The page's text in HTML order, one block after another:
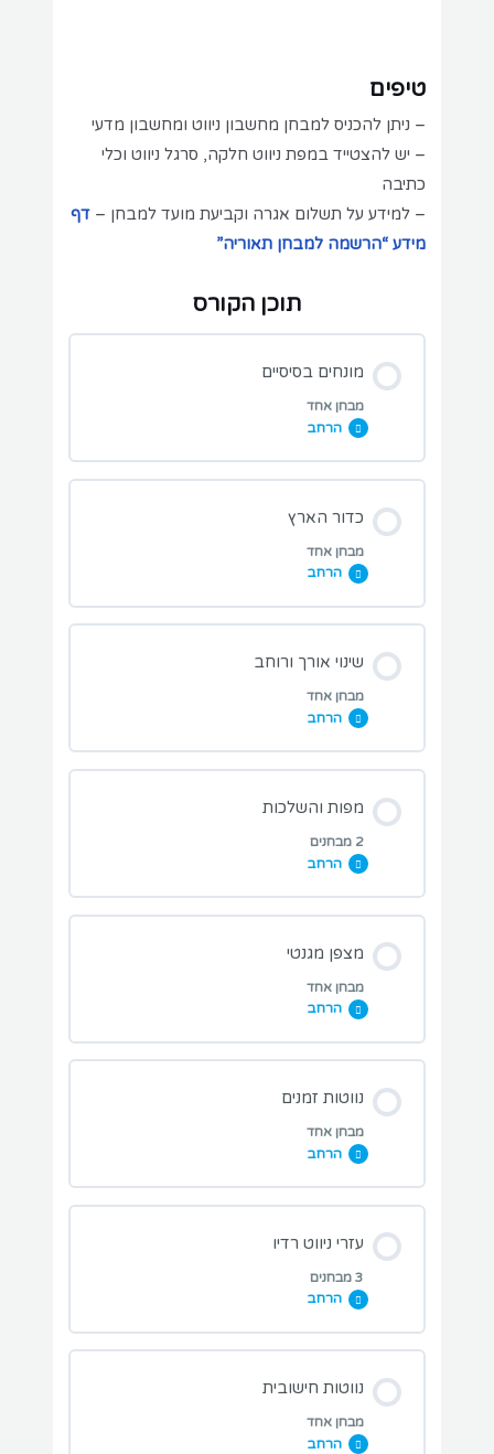
טיפים
– ניתן להכניס למבחן מחשבון ניווט ומחשבון מדעי
– יש להצטייד במפת ניווט חלקה, סרגל ניווט וכלי
כתיבה
– למידע על תשלום אגרה וקביעת מועד למבחן –דף
מידע “הרשמה למבחן תאוריה”
תוכן הקורס
מונחים בסיסיים
מבחן אחד
הרחב
מבחן מחשבון ניווט
כדור הארץ
מבחן אחד
הרחב
מבחני תרגול בנושא השיעור:
מבחן כדור הארץ
שינוי אורך ורוחב
מבחן אחד
הרחב
מבחני תרגול בנושא השיעור:
מבחן שינוי אורך ורוחב
מפות והשלכות
2 מבחנים
הרחב
מבחני תרגול בנושא השיעור:
מבחן מפות והשלכות
מצפן מגנטי
מבחן אחד
הרחב
מבחני תרגול בנושא השיעור:
מבחן מצפן מגנטי
נווטות זמנים
מבחן אחד
הרחב
מבחני תרגול בנושא השיעור:
מבחן נווטות זמנים
עזרי ניווט רדיו
3 מבחנים
הרחב
מבחני תרגול בנושא השיעור:
נווטות חישובית
מבחן אחד
הרחב